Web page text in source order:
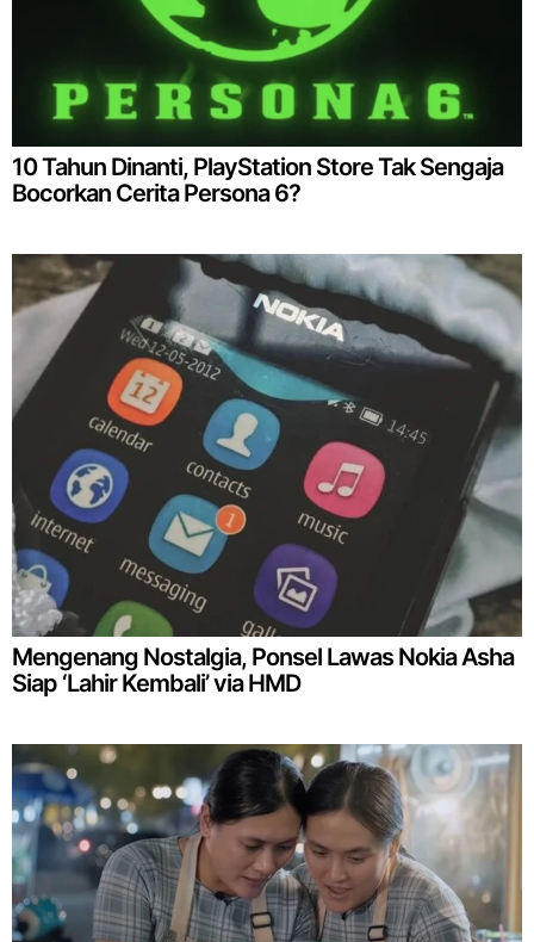
10 Tahun Dinanti, PlayStation Store Tak Sengaja
Bocorkan Cerita Persona 6?
Mengenang Nostalgia, Ponsel Lawas Nokia Asha
Siap ‘Lahir Kembali’ via HMD